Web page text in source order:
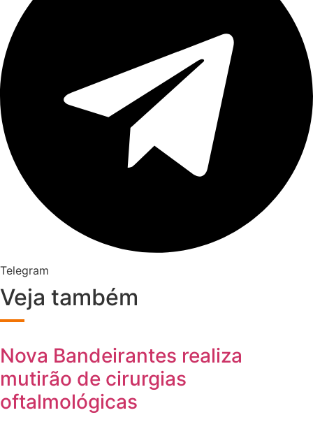
Telegram
Veja também
Nova Bandeirantes realiza
mutirão de cirurgias
oftalmológicas